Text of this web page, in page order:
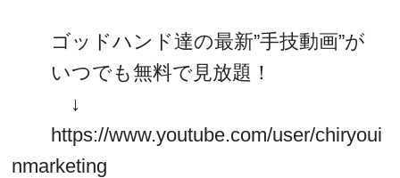
ゴッドハンド達の最新”手技動画”が
いつでも無料で見放題！
↓
https://www.youtube.com/user/chiryoui
nmarketing